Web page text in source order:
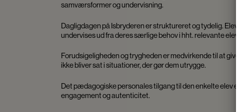
samværsformer og undervisning.
Dagligdagen på Isbryderen er struktureret og tydelig.
undervises ud fra deres særlige behov i hht. relevante
Forudsigeligheden og trygheden er medvirkende til at
ikke bliver sat i situationer, der gør dem utrygge.
Det pædagogiske personales tilgang til den enkelte elev
engagement og autenticitet.